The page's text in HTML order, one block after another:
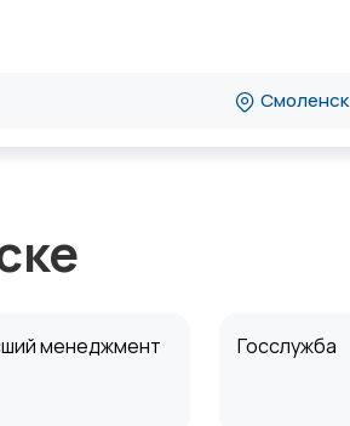
Смоленск
менеджмент Госслужба